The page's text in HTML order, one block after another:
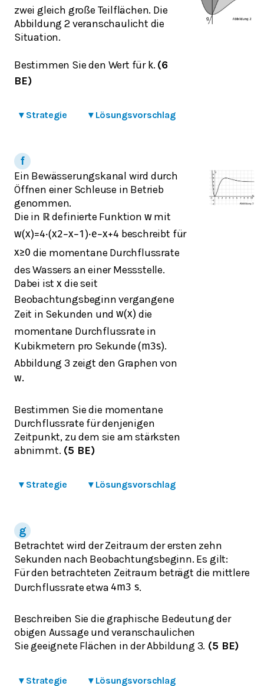
zwei gleich große Teilflächen. Die
Abbildung 2 veranschaulicht die
Situation.
Bestimmen Sie den Wert für k. (6
BE)
▾ Strategie ▾ Lösungsvorschlag
Ein Bewässerungskanal wird durch
Öffnen einer Schleuse in Betrieb
genommen.
Die in ℝdefinierte Funktion wmit
w(x)=4⋅(x2−x−1 )⋅e−x+4 beschreibt für
x≥0 die momentane Durchflussrate
des Wassers an einer Messstelle.
Dabei istx die seit
Beobachtungsbeginn vergangene
Zeit in Sekunden und w(x) die
momentane Durchflussrate in
Kubikmetern pro Sekunde(m3s).
Abbildung 3 zeigt den Graphen von
w.
Bestimmen Sie die momentane
Durchflussrate für denjenigen
Zeitpunkt, zu dem sie am stärksten
abnimmt. (5 BE)
▾ Strategie ▾ Lösungsvorschlag
Betrachtet wird der Zeitraum der ersten zehn
Sekunden nach Beobachtungsbeginn. Es gilt:
Für den betrachteten Zeitraum beträgt die mittlere
Durchflussrate etwa4m3 s.
Beschreiben Sie die graphische Bedeutung der
obigen Aussage und veranschaulichen
Sie geeignete Flächen in der Abbildung 3. (5 BE)
▾ Strategie ▾ Lösungsvorschlag